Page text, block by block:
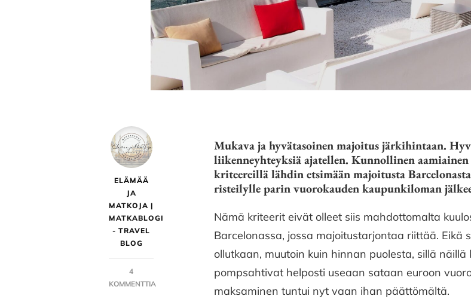
ELÄMÄÄ
JA
MATKOJA |
MATKABLOGI
- TRAVEL
BLOG
4
KOMMENTTIA
Mukava ja hyvätasoinen majoitus järkihintaan.
liikenneyhteyksiä ajatellen. Kunnollinen
kriteereillä lähdin etsimään majoitusta
risteilylle parin vuorokauden kaupunkiloman
Nämä kriteerit eivät olleet siis mahdottomalta
Barcelonassa, jossa majoitustarjontaa riittää. Eikä
ollutkaan, muutoin kuin hinnan puolesta, sillä
pompsahtivat helposti useaan sataan euroon
maksaminen tuntui nyt vaan ihan päättömältä.